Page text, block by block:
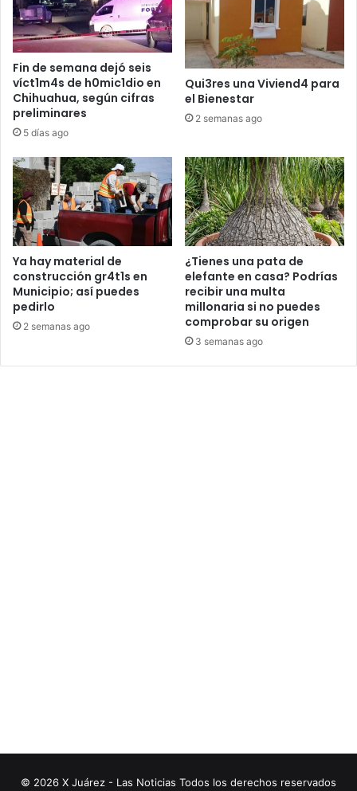
Fin de semana dejó seis
víct1m4s de h0mic1dio en
Chihuahua, según cifras
preliminares
5 días ago
Qui3res una Viviend4 para
el Bienestar
2 semanas ago
Ya hay material de
construcción gr4t1s en
Municipio; así puedes
pedirlo
2 semanas ago
¿Tienes una pata de
elefante en casa? Podrías
recibir una multa
millonaria si no puedes
comprobar su origen
3 semanas ago
© 2026 X Juárez - Las Noticias Todos los derechos reservados